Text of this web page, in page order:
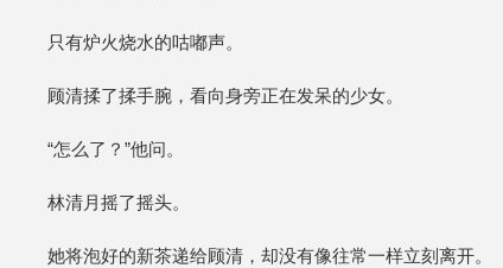
只有炉火烧水的咕嘟声。
顾清揉了揉手腕，看向身旁正在发呆的少女。
“怎么了？”他问。
林清月摇了摇头。
她将泡好的新茶递给顾清，却没有像往常一样立刻离开。